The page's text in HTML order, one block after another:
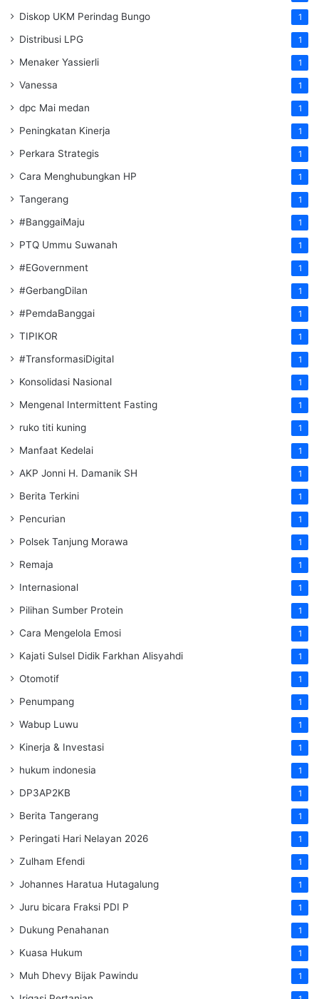
Diskop UKM Perindag Bungo 1
Distribusi LPG 1
Menaker Yassierli 1
Vanessa 1
dpc Mai medan 1
Peningkatan Kinerja 1
Perkara Strategis 1
Cara Menghubungkan HP 1
Tangerang 1
#BanggaiMaju 1
PTQ Ummu Suwanah 1
#EGovernment 1
#GerbangDilan 1
#PemdaBanggai 1
TIPIKOR 1
#TransformasiDigital 1
Konsolidasi Nasional 1
Mengenal Intermittent Fasting 1
ruko titi kuning 1
Manfaat Kedelai 1
AKP Jonni H. Damanik SH 1
Berita Terkini 1
Pencurian 1
Polsek Tanjung Morawa 1
Remaja 1
Internasional 1
Pilihan Sumber Protein 1
Cara Mengelola Emosi 1
Kajati Sulsel Didik Farkhan Alisyahdi 1
Otomotif 1
Penumpang 1
Wabup Luwu 1
Kinerja & Investasi 1
hukum indonesia 1
DP3AP2KB 1
Berita Tangerang 1
Peringati Hari Nelayan 2026 1
Zulham Efendi 1
Johannes Haratua Hutagalung 1
Juru bicara Fraksi PDI P 1
Dukung Penahanan 1
Kuasa Hukum 1
Muh Dhevy Bijak Pawindu 1